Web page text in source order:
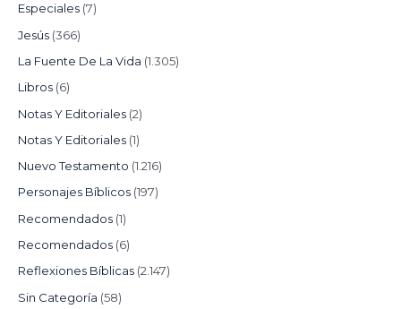
Especiales (7)
Jesús (366)
La Fuente De La Vida (1.305)
Libros (6)
Notas Y Editoriales (2)
Notas Y Editoriales (1)
Nuevo Testamento (1.216)
Personajes Bíblicos (197)
Recomendados (1)
Recomendados (6)
Reflexiones Bíblicas (2.147)
Sin Categoría (58)